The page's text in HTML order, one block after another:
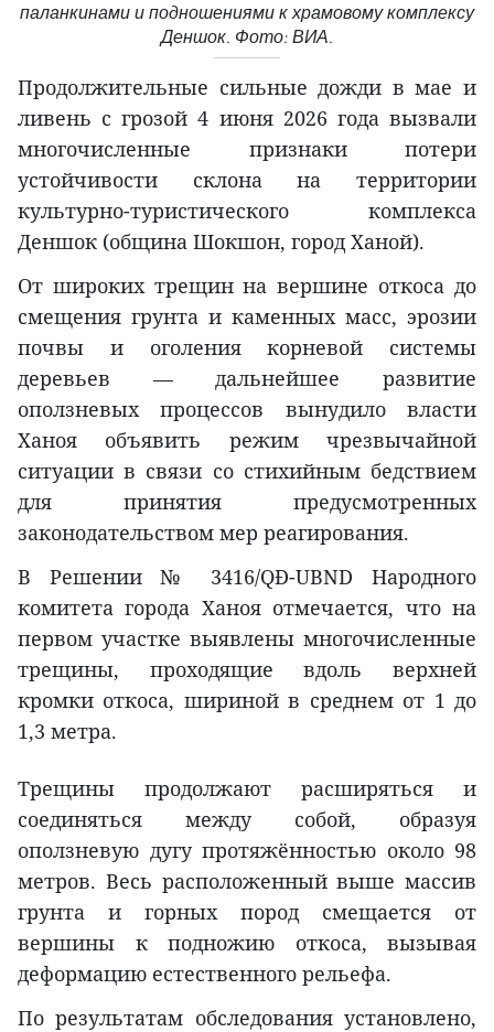
паланкинами и подношениями к храмовому комплексу
Деншок. Фото: ВИА.
Продолжительные сильные дожди в мае и
ливень с грозой 4 июня 2026 года вызвали
многочисленные признаки потери
устойчивости склона на территории
культурно-туристического комплекса
Деншок (община Шокшон, город Ханой).
От широких трещин на вершине откоса до
смещения грунта и каменных масс, эрозии
почвы и оголения корневой системы
деревьев — дальнейшее развитие
оползневых процессов вынудило власти
Ханоя объявить режим чрезвычайной
ситуации в связи со стихийным бедствием
для принятия предусмотренных
законодательством мер реагирования.
В Решении № 3416/QĐ-UBND Народного
комитета города Ханоя отмечается, что на
первом участке выявлены многочисленные
трещины, проходящие вдоль верхней
кромки откоса, шириной в среднем от 1 до
1,3 метра.
Трещины продолжают расширяться и
соединяться между собой, образуя
оползневую дугу протяжённостью около 98
метров. Весь расположенный выше массив
грунта и горных пород смещается от
вершины к подножию откоса, вызывая
деформацию естественного рельефа.
По результатам обследования установлено,